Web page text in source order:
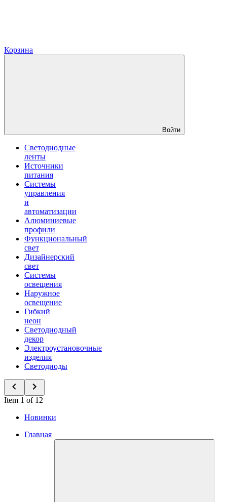
Корзина
Войти
Светодиодные
ленты
Источники
питания
Системы
управления
и
автоматизации
Алюминиевые
профили
Функциональный
свет
Дизайнерский
свет
Системы
освещения
Наружное
освещение
Гибкий
неон
Светодиодный
декор
Электроустановочные
изделия
Светодиоды
Item 1 of 12
Новинки
Главная